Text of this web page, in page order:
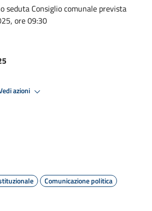
seduta Consiglio comunale prevista
ore 09:30
azioni
Comunicazione politica